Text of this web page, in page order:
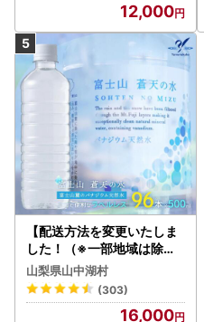
12,000
【配送方法を変更いたしま
した！（※一部地域は除く
）】＜ラベルレス＞富士山
蒼天の水 500ml×96本（４
ケース）YC001
山梨県山中湖村
(303)
16,000